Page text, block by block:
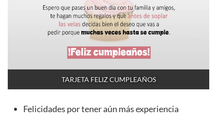
TARJETA FELIZ CUMPLEAÑOS
Felicidades por tener aún más experiencia